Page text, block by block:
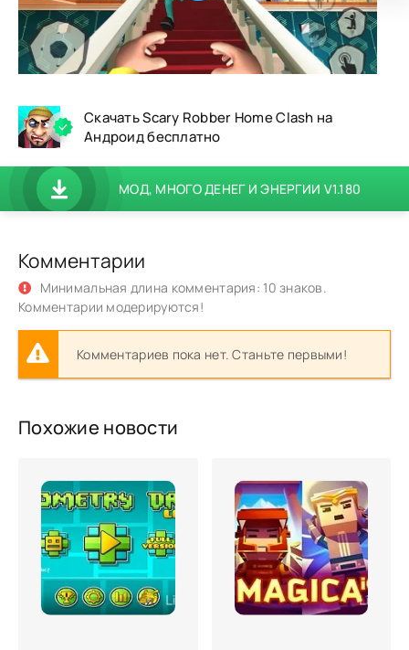
Скачать Scary Robber Home Clash на
Андроид бесплатно
МОД, МНОГО ДЕНЕГ И ЭНЕРГИИ V1.180
Комментарии
Минимальная длина комментария: 10 знаков.
Комментарии модерируются!
Комментариев пока нет. Станьте первыми!
Похожие новости